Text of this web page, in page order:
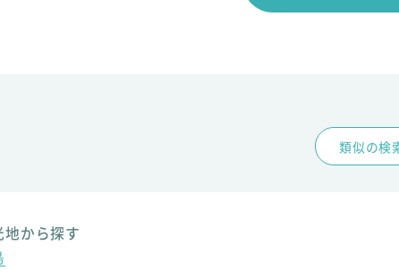
類似の検
地から探す